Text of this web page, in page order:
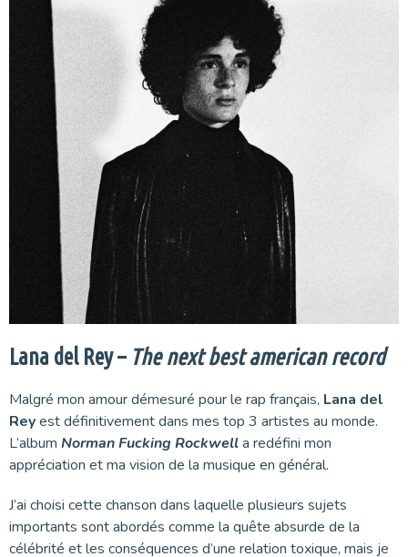
Lana del Rey – The next best american record
Malgré mon amour démesuré pour le rap français, Lana del
Reyest définitivement dans mes top 3 artistes au monde.
L’album Norman Fucking Rockwella redéfini mon
appréciation et ma vision de la musique en général.
J’ai choisi cette chanson dans laquelle plusieurs sujets
importants sont abordés comme la quête absurde de la
célébrité et les conséquences d’une relation toxique, mais je